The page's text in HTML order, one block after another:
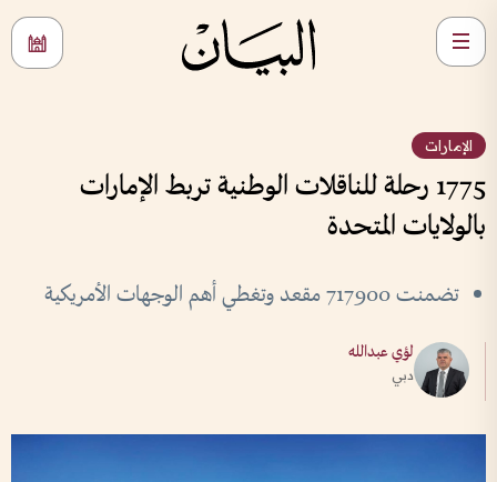
الإمارات
1775 رحلة للناقلات الوطنية تربط الإمارات
بالولايات المتحدة
تضمنت 717900 مقعد وتغطي أهم الوجهات الأمريكية
لؤي عبدالله
دبي